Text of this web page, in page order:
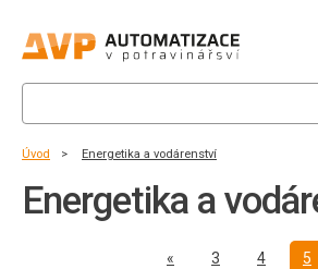
Úvod Energetika a vodárenství
Energetika a
« Předchozí
3 4 5